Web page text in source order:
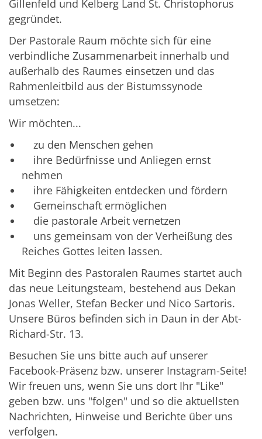
Gillenfeld und Kelberg Land St. Christophorus
gegründet.
Der Pastorale Raum möchte sich für eine
verbindliche Zusammenarbeit innerhalb und
außerhalb des Raumes einsetzen und das
Rahmenleitbild aus der Bistumssynode
umsetzen:
Wir möchten...
zu den Menschen gehen
ihre Bedürfnisse und Anliegen ernst
nehmen
ihre Fähigkeiten entdecken und fördern
Gemeinschaft ermöglichen
die pastorale Arbeit vernetzen
uns gemeinsam von der Verheißung des
Reiches Gottes leiten lassen.
Mit Beginn des Pastoralen Raumes startet auch
das neue Leitungsteam, bestehend aus Dekan
Jonas Weller, Stefan Becker und Nico Sartoris.
Unsere Büros befinden sich in Daun in der Abt-
Richard-Str. 13.
Besuchen Sie uns bitte auch auf unserer
Facebook-Präsenz bzw. unserer Instagram-Seite!
Wir freuen uns, wenn Sie uns dort Ihr "Like"
geben bzw. uns "folgen" und so die aktuellsten
Nachrichten, Hinweise und Berichte über uns
verfolgen.